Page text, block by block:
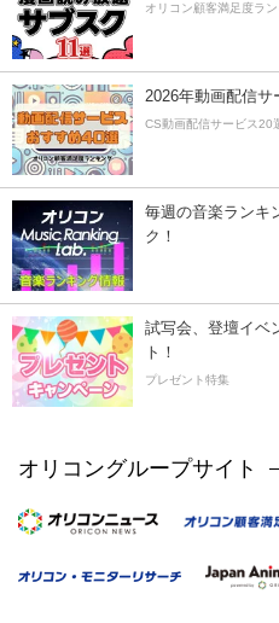
オリコン顧客満足度ラ
2026年動画配信サ
CS動画配信サービス20
毎週の音楽ランキ
ク！
試写会、登壇イベ
ト！
プレゼント特集
オリコングループサイト